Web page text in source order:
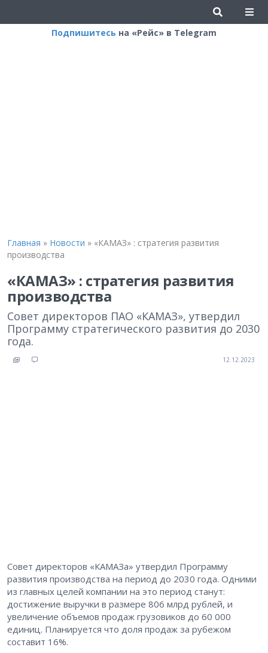
Подпишитесь на «Рейс» в Telegram
Главная » Новости » «КАМАЗ» : стратегия развития
производства
«КАМАЗ» : стратегия развития
производства
Совет директоров ПАО «КАМАЗ», утвердил
Программу стратегического развития до 2030
года.
12.12.2023
Совет директоров «КАМАЗа» утвердил Программу
развития производства на период до 2030 года. Одними
из главных целей компании на это период станут:
достижение выручки в размере 806 млрд рублей, и
увеличение объемов продаж грузовиков до 60 000
единиц. Планируется что доля продаж за рубежом
составит 16%.